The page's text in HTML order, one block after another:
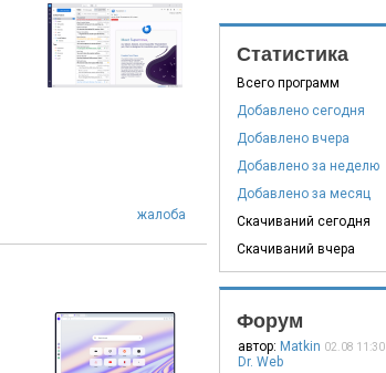
жалоба
Статистика
Всего программ
Добавлено сегодня
Добавлено вчера
Добавлено за неделю
Добавлено за месяц
Скачиваний сегодня
Скачиваний вчера
Форум
автор: Matkin 02.08 11:30
Dr. Web